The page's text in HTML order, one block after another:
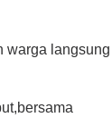
warga langsung